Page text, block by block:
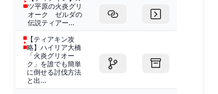
ツ平原の火炎グリ
オーク ゼルダの
伝説ティアー...
【ティアキン攻
略】ハイリア大橋
「火炎グリオー
ク」を誰でも簡単
に倒せる討伐方法
と出...